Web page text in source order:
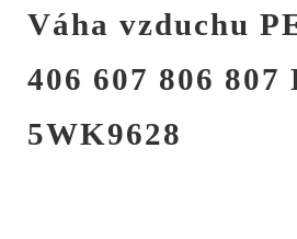
Váha vzduchu
406 607 806 807
5WK9628